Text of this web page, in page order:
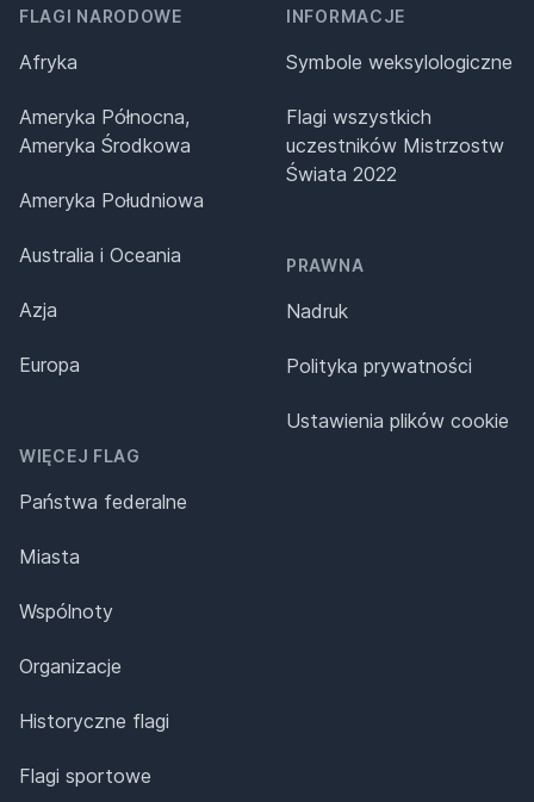
FLAGI NARODOWE
Afryka
Ameryka Północna,
Ameryka Środkowa
Ameryka Południowa
Australia i Oceania
Azja
Europa
WIĘCEJ FLAG
Państwa federalne
Miasta
Wspólnoty
Organizacje
Historyczne flagi
Flagi sportowe
INFORMACJE
Symbole weksylologiczne
Flagi wszystkich
uczestników Mistrzostw
Świata 2022
PRAWNA
Nadruk
Polityka prywatności
Ustawienia plików cookie